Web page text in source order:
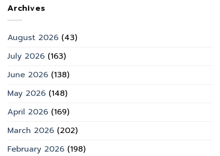
Archives
August 2026 (43)
July 2026 (163)
June 2026 (138)
May 2026 (148)
April 2026 (169)
March 2026 (202)
February 2026 (198)